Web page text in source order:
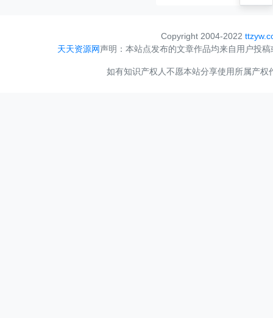
Copyright 2004-2022
天天资源网声明：本站点发布的文章作品均来自用户投
如有知识产权人不愿本站分享使用所属产